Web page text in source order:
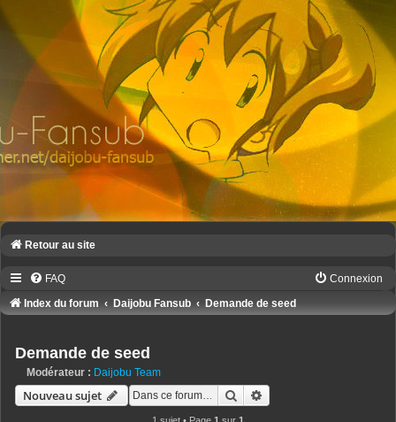
Retour au site
FAQ
Connexion
Index du forum
Daijobu Fansub Demande de seed
Demande de seed
Modérateur : Daijobu Team
Nouveau sujet Rechercher